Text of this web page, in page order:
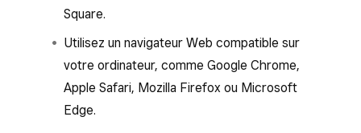
Square.
Utilisez un navigateur Web compatible sur
votre ordinateur, comme Google Chrome,
Apple Safari, Mozilla Firefox ou Microsoft
Edge.